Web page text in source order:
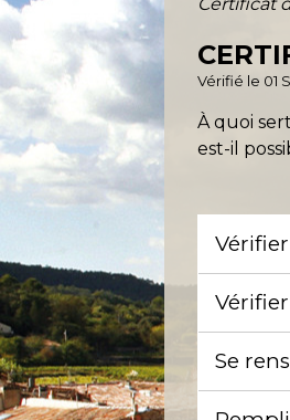
Vérifié le 01
À quoi
est-il
Se